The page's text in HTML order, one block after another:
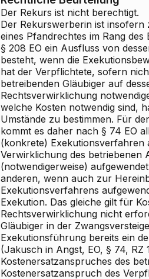
Der Rekurs ist nicht berechtigt.
Der Rekurswerberin ist insofern
eines Pfandrechtes im Rang
§ 208 EO ein Ausfluss von
besteht, wenn die
hat der Verpflichtete, sofern
betreibenden Gläubiger auf
Rechtsverwirklichung
welche Kosten notwendig sind,
Umstände zu bestimmen. Für
kommt es daher nach § 74 EO
(konkrete) Exekutionsverfahren
Verwirklichung des betriebenen
(notwendigerweise)
anderen, wenn auch zur
Exekutionsverfahrens
Exekution. Das gleiche gilt für
Rechtsverwirklichung nicht
Gläubiger in der
Exekutionsführung bereits ein
(Jakusch in Angst, EO, § 74, RZ
Kostenersatzanspruches des
Kostenersatzanspruch des